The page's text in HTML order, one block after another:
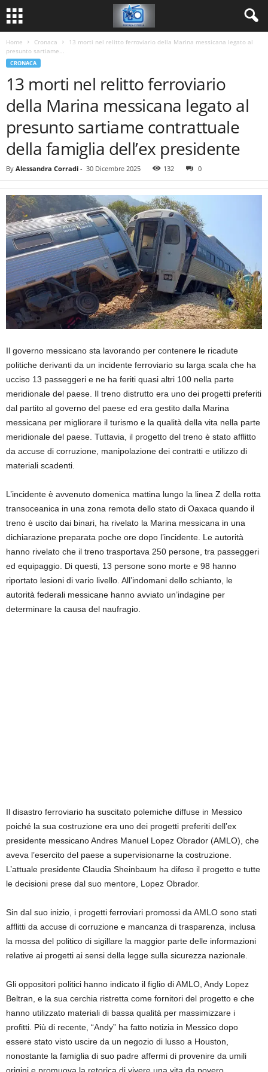
Home Cronaca
13 morti nel relitto ferroviario della Marina messicana legato al
presunto sartiame...
CRONACA
13 morti nel relitto ferroviario
della Marina messicana legato al
presunto sartiame contrattuale
della famiglia dell’ex presidente
By Alessandra Corradi - 30 Dicembre 2025 132 0
Il governo messicano sta lavorando per contenere le ricadute
politiche derivanti da un incidente ferroviario su larga scala che ha
ucciso 13 passeggeri e ne ha feriti quasi altri 100 nella parte
meridionale del paese. Il treno distrutto era uno dei progetti preferiti
dal partito al governo del paese ed era gestito dalla Marina
messicana per migliorare il turismo e la qualità della vita nella parte
meridionale del paese. Tuttavia, il progetto del treno è stato afflitto
da accuse di corruzione, manipolazione dei contratti e utilizzo di
materiali scadenti.
L’incidente è avvenuto domenica mattina lungo la linea Z della rotta
transoceanica in una zona remota dello stato di Oaxaca quando il
treno è uscito dai binari, ha rivelato la Marina messicana in una
dichiarazione preparata poche ore dopo l’incidente. Le autorità
hanno rivelato che il treno trasportava 250 persone, tra passeggeri
ed equipaggio. Di questi, 13 persone sono morte e 98 hanno
riportato lesioni di vario livello. All’indomani dello schianto, le
autorità federali messicane hanno avviato un’indagine per
determinare la causa del naufragio.
Il disastro ferroviario ha suscitato polemiche diffuse in Messico
poiché la sua costruzione era uno dei progetti preferiti dell’ex
presidente messicano Andres Manuel Lopez Obrador (AMLO), che
aveva l’esercito del paese a supervisionarne la costruzione.
L’attuale presidente Claudia Sheinbaum ha difeso il progetto e tutte
le decisioni prese dal suo mentore, Lopez Obrador.
Sin dal suo inizio, i progetti ferroviari promossi da AMLO sono stati
afflitti da accuse di corruzione e mancanza di trasparenza, inclusa
la mossa del politico di sigillare la maggior parte delle informazioni
relative ai progetti ai sensi della legge sulla sicurezza nazionale.
Gli oppositori politici hanno indicato il figlio di AMLO, Andy Lopez
Beltran, e la sua cerchia ristretta come fornitori del progetto e che
hanno utilizzato materiali di bassa qualità per massimizzare i
profitti. Più di recente, “Andy” ha fatto notizia in Messico dopo
essere stato visto uscire da un negozio di lusso a Houston,
nonostante la famiglia di suo padre affermi di provenire da umili